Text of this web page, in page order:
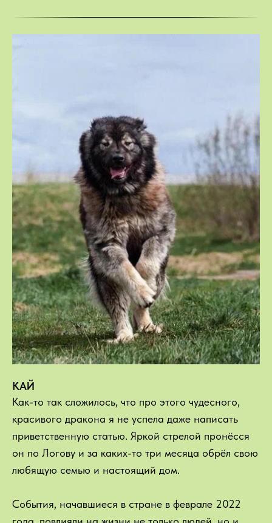
КАЙ
Как-то так сложилось, что про этого чудесного,
красивого дракона я не успела даже написать
приветственную статью. Яркой стрелой пронёсся
он по Логову и за каких-то три месяца обрёл свою
любящую семью и настоящий дом.
События, начавшиеся в стране в феврале 2022